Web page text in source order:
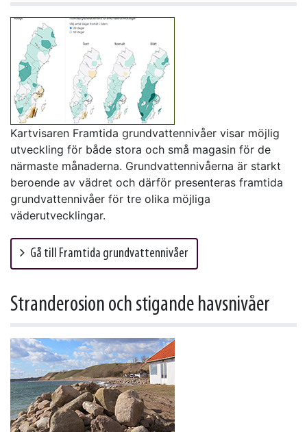
Kartvisaren Framtida grundvattennivåer visar möjlig
utveckling för både stora och små magasin för de
närmaste månaderna. Grundvattennivåerna är starkt
beroende av vädret och därför presenteras framtida
grundvattennivåer för tre olika möjliga
väderutvecklingar.
Gå till Framtida grundvattennivåer
Stranderosion och stigande havsnivåer